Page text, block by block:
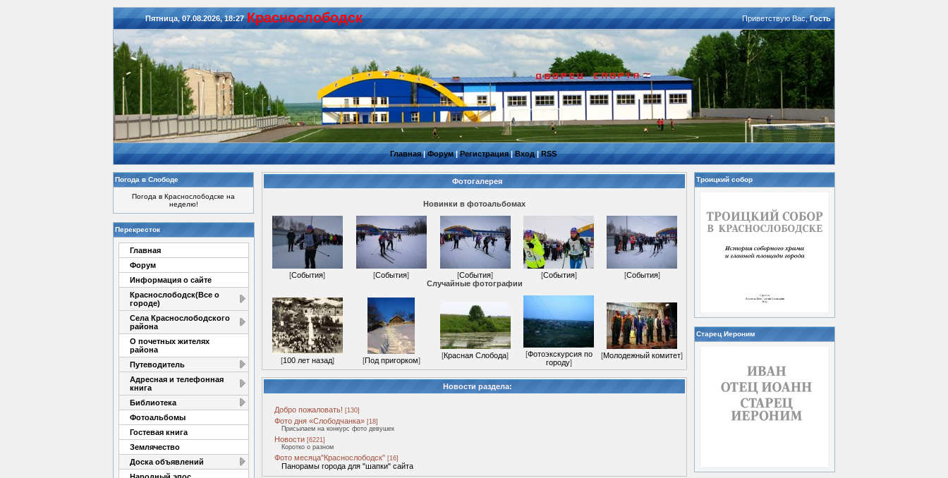
Пятница, 07.08.2026, 18:27 Красноcлободск Приветствую Вас,Гость
Главная|Форум|Регистрация|Вход|RSS
Погода в Слободе
Погода в Краснослободске на
неделю!
Перекресток
Главная
Форум
Информация о сайте
Краснослободск(Все о
городе)
Села Краснослободского
района
О почетных жителях
района
Путеводитель
Адресная и телефонная
книга
Библиотека
Фотоальбомы
Гостевая книга
Землячество
Доска объявлений
Фотогалерея
Новинки в фотоальбомах
[События] [События] [События] [События] [События]
Случайные фотографии
[100 лет назад] [Под пригорком]
[Красная Слобода] [Фотоэкскурсия по
городу]
[Молодежный комитет]
Новости раздела:
Добро пожаловать! [130]
Фото дня «Слободчанка» [18]
Присылаем на конкурс фото девушек
Новости [6221]
Коротко о разном
Фото месяца"Краснослободск" [16]
Панорамы города для "шапки" сайта
Троицкий собор
Старец Иероним